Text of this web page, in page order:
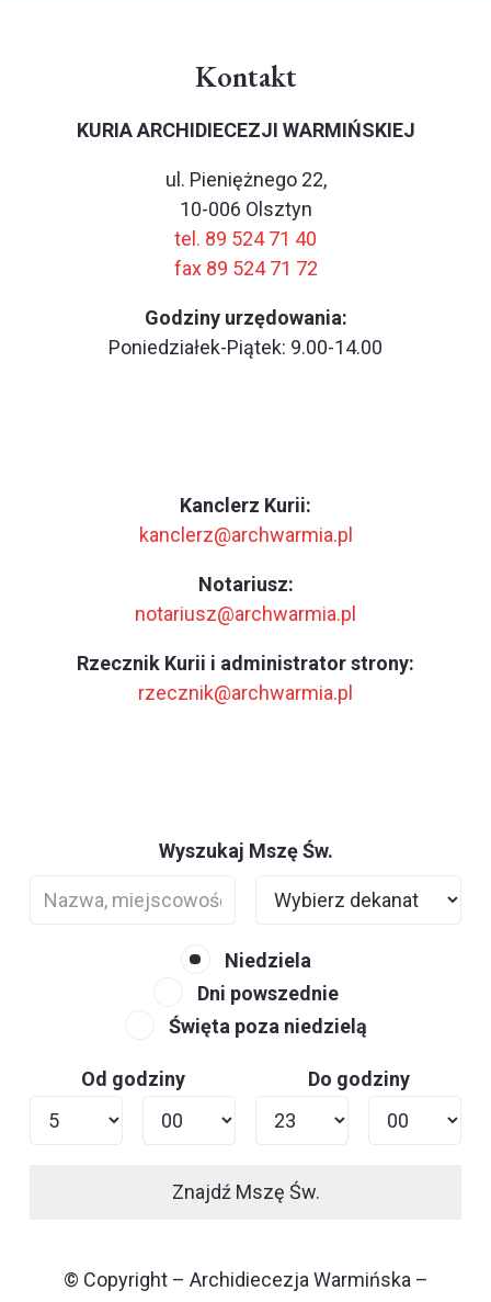
Kontakt
KURIA ARCHIDIECEZJI WARMIŃSKIEJ
ul. Pieniężnego 22,
10-006 Olsztyn
tel. 89 524 71 40
fax 89 524 71 72
Godziny urzędowania:
Poniedziałek-Piątek: 9.00-14.00
Kanclerz Kurii:
kanclerz@archwarmia.pl
Notariusz:
notariusz@archwarmia.pl
Rzecznik Kurii i administrator strony:
rzecznik@archwarmia.pl
Wyszukaj Mszę Św.
Niedziela
Dni powszednie
Święta poza niedzielą
Od godziny Do godziny
Znajdź Mszę Św.
© Copyright – Archidiecezja Warmińska –